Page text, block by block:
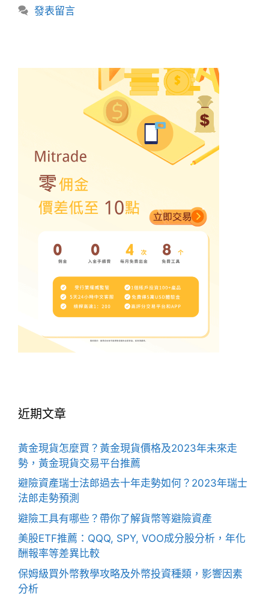
籤
發表留言
近期文章
黃金現貨怎麼買？黃金現貨價格及2023年未來走
勢，黃金現貨交易平台推薦
避險資產瑞士法郎過去十年走勢如何？2023年瑞士
法郎走勢預測
避險工具有哪些？帶你了解貨幣等避險資產
美股ETF推薦：QQQ, SPY, VOO成分股分析，年化
酬報率等差異比較
保姆級買外幣教學攻略及外幣投資種類，影響因素
分析